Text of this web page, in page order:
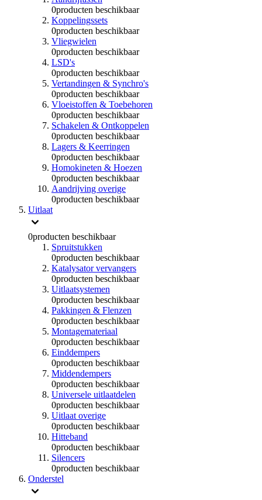
0producten beschikbaar
Koppelingssets
0producten beschikbaar
Vliegwielen
0producten beschikbaar
LSD's
0producten beschikbaar
Vertandingen & Synchro's
0producten beschikbaar
Vloeistoffen & Toebehoren
0producten beschikbaar
Schakelen & Ontkoppelen
0producten beschikbaar
Lagers & Keerringen
0producten beschikbaar
Homokineten & Hoezen
0producten beschikbaar
Aandrijving overige
0producten beschikbaar
Uitlaat
0producten beschikbaar
Spruitstukken
0producten beschikbaar
Katalysator vervangers
0producten beschikbaar
Uitlaatsystemen
0producten beschikbaar
Pakkingen & Flenzen
0producten beschikbaar
Montagemateriaal
0producten beschikbaar
Einddempers
0producten beschikbaar
Middendempers
0producten beschikbaar
Universele uitlaatdelen
0producten beschikbaar
Uitlaat overige
0producten beschikbaar
Hitteband
0producten beschikbaar
Silencers
0producten beschikbaar
Onderstel